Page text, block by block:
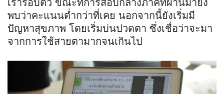
เร้ารอบตัว ขณะที่การสอบกลางภาคที่ผ่านมายัง
พบว่าคะแนนต่ำกว่าที่เคย นอกจากนี้ยังเริ่มมี
ปัญหาสุขภาพ โดยเริ่มบ่นปวดตา ซึ่งเชื่อว่าจะมา
จากการใช้สายตามากจนเกินไป